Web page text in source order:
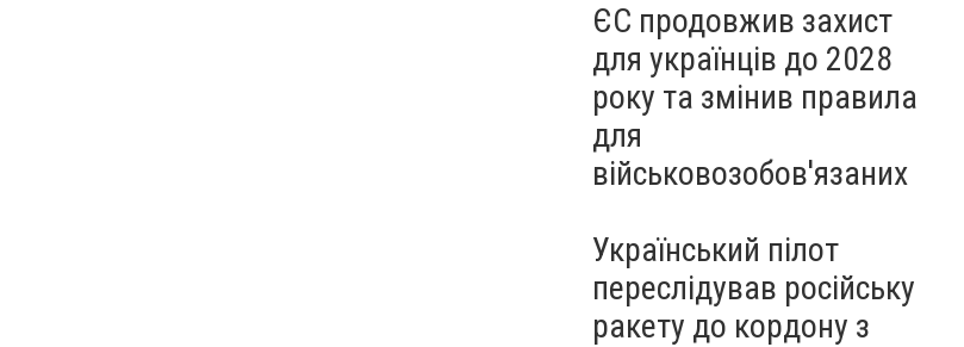
ЄС продовжив захист
для українців до 2028
року та змінив правила
для
військовозобов'язаних
Український пілот
переслідував російську
ракету до кордону з